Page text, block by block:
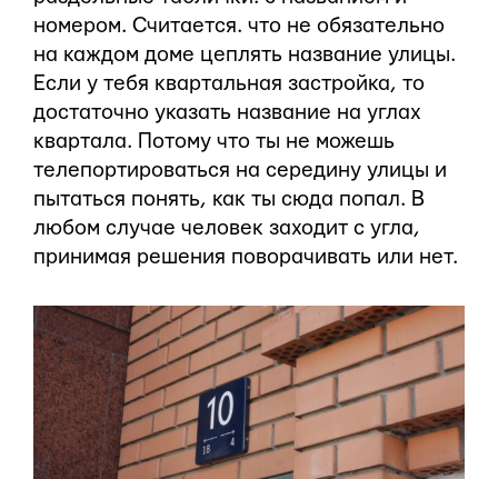
номером. Считается. что не обязательно
на каждом доме цеплять название улицы.
Если у тебя квартальная застройка, то
достаточно указать название на углах
квартала. Потому что ты не можешь
телепортироваться на середину улицы и
пытаться понять, как ты сюда попал. В
любом случае человек заходит с угла,
принимая решения поворачивать или нет.